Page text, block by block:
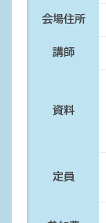
会場住所
講師
資料
定員